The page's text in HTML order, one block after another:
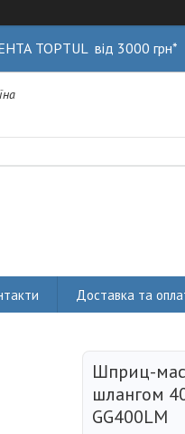
TOPTUL від 3000 грн*
Доставка та
Шприц-
шлангом
GG400LM